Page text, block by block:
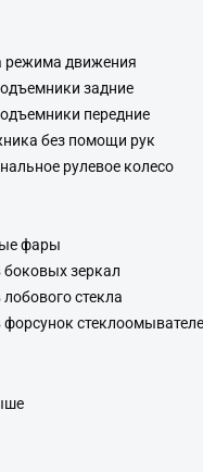
режима движения
задние
передние
без помощи рук
рулевое колесо
фары
боковых зеркал
стекла
форсунок